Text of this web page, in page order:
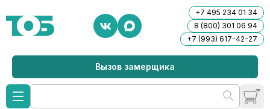
+7 495 234 01 34
8 (800) 301 06 94
+7 (993) 617-42-27
Вызов замерщика